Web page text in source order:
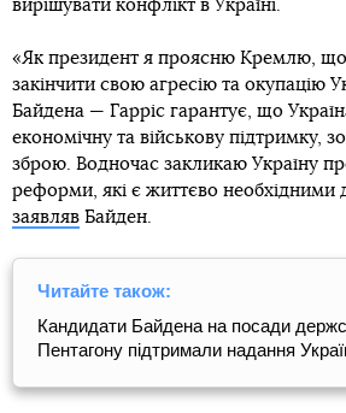
вирішувати конфлікт в Україні.
«Як президент я проясню Кремлю,
закінчити свою агресію та окупацію
Байдена — Гарріс гарантує, що
економічну та військову підтримку,
зброю. Водночас закликаю Україну
реформи, які є життєво необхідними
заявляв Байден.
Читайте також:
Кандидати Байдена на посади
Пентагону підтримали надання